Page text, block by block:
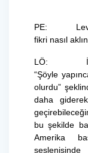
PE: Levent
fikri nasıl
LÖ:
“Şöyle
olurdu”
daha
bu şekilde
Amerika